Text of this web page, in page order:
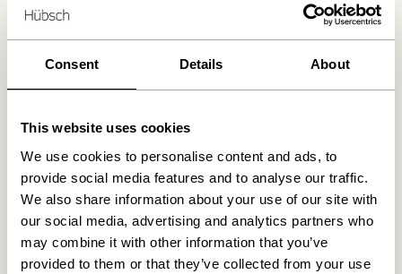
Consent Details About
This website uses cookies
We use cookies to personalise content and ads, to
provide social media features and to analyse our traffic.
We also share information about your use of our site with
our social media, advertising and analytics partners who
may combine it with other information that you’ve
provided to them or that they’ve collected from your use
30 Tage Rückgaberecht
Ähnliche Produkte